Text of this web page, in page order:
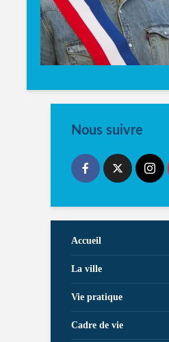
Nous suivre
Accueil
La ville
Vie pratique
Cadre de vie